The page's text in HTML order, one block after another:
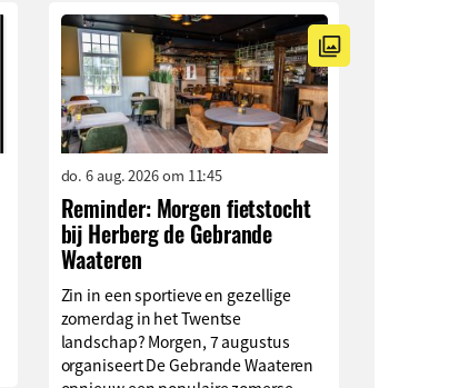
do. 6 aug. 2026 om 11:45
Reminder: Morgen fietstocht
bij Herberg de Gebrande
Waateren
Zin in een sportieve en gezellige
zomerdag in het Twentse
landschap? Morgen, 7 augustus
organiseert De Gebrande Waateren